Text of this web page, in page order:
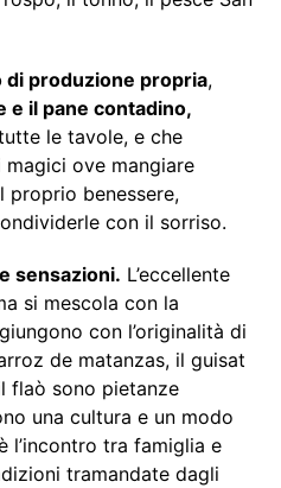
di produzione propria,
e il pane contadino,
le tavole, e che
ove mangiare
proprio benessere,
con il sorriso.
sensazioni. L’eccellente
si mescola con la
con l’originalità di
de matanzas, il guisat
flaò sono pietanze
una cultura e un modo
l’incontro tra famiglia e
tramandate dagli